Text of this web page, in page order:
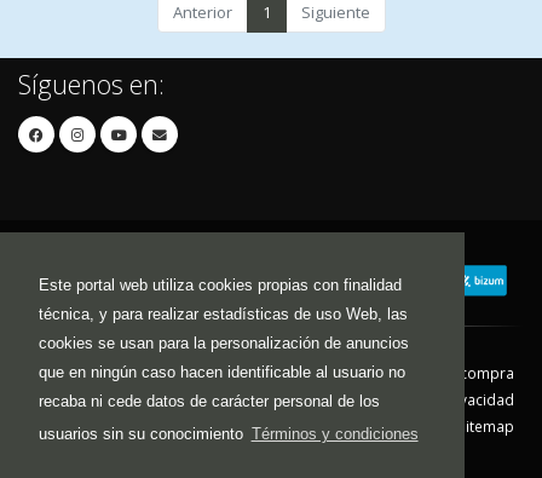
Este portal web utiliza cookies propias con finalidad
técnica, y para realizar estadísticas de uso Web, las
cookies se usan para la personalización de anuncios
que en ningún caso hacen identificable al usuario no
recaba ni cede datos de carácter personal de los
usuarios sin su conocimiento Términos y condiciones
Anterior 1 Siguiente
Síguenos en:
Contacto Aviso Legal
Condiciones de compra
Política de envíos
Política de devolución
Política de Privacidad
Política de Cookies
Sitemap